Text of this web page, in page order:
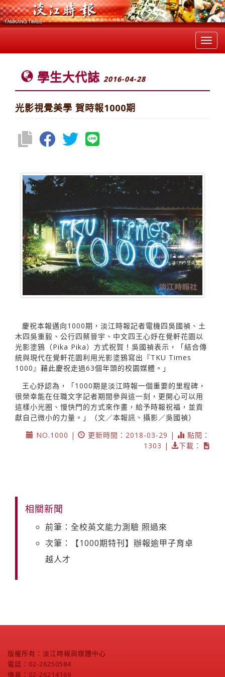
學生大代誌 2016-04-28
光影視覺美學 賀時報1000期
慶祝本報邁向1000期，淡江時報記者電機四吳國禎、土
木四吳重毅、公行四蔡晉宇、中文四王心妤在覺軒花園以
光影塗鴉（Pika Pika）方式祝賀！吳國禎表示，「結合傳
統與現代在覺軒花園利用光影塗鴉寫出『TKU Times
1000』藉此慶祝走過63個年頭的校園媒體。」
王心妤認為，「1000期是淡江時報一個重要的里程碑，
很榮幸能在任職文字記者期間參與這一刻，更開心可以用
這樣小光圈、慢快門的方式來作畫，給予時報祝福，並貢
獻自己微小的力量。」（文／本報訊、攝影／吳國禎）
NO.1000 |
更新時間：2018-03-29 |
點閱：
1303 |
下載：
相關新聞
前筆：全校英文能力測驗 照過來
次筆：【1000期特刊】辦報逾甲子育卓
越人才
版權所有：淡江時報與媒體中心
電話：02-26250584
傳真：02-26214169